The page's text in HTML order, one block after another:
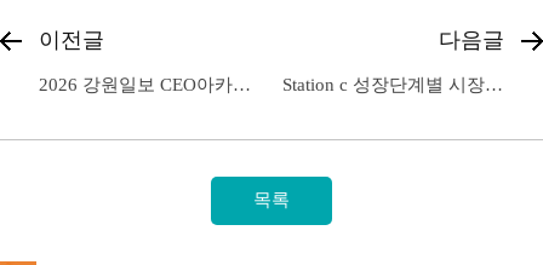
이전글
2026 강원일보 CEO아카데미 강연
다음글
Station c 성장단계별 시장검증형 전주기 지원사업 협약식 및 설명회 개최